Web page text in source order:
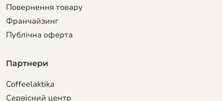
Повернення товару
Франчайзинг
Публічна оферта
Партнери
Coffeelaktika
Сервiсний центр